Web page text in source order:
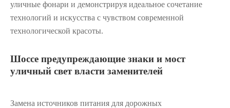
уличные фонари и демонстрируя идеальное сочетание
технологий и искусства с чувством современной
технологической красоты.
Шоссе предупреждающие знаки и мост
уличный свет власти заменителей
Замена источников питания для дорожных